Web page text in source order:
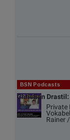
BSN Podcasts
Christian
Private
Rainer